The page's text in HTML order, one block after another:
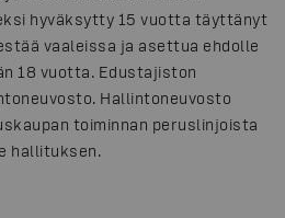
hyväksytty 15 vuotta täyttänyt
vaaleissa ja asettua ehdolle
18 vuotta. Edustajiston
Hallintoneuvosto
toiminnan peruslinjoista
hallituksen.